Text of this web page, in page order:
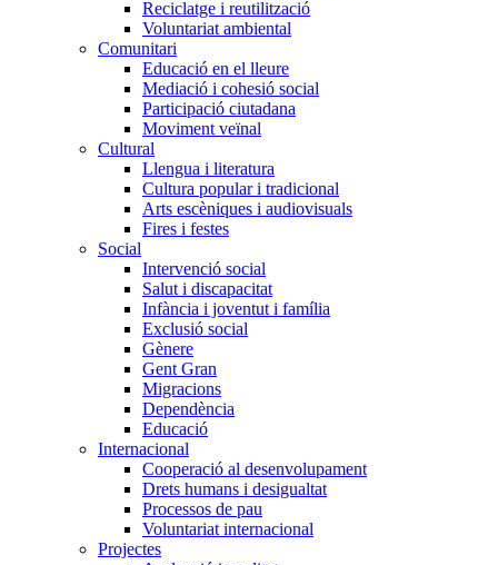
Reciclatge i reutilització
Voluntariat ambiental
Comunitari
Educació en el lleure
Mediació i cohesió social
Participació ciutadana
Moviment veïnal
Cultural
Llengua i literatura
Cultura popular i tradicional
Arts escèniques i audiovisuals
Fires i festes
Social
Intervenció social
Salut i discapacitat
Infància i joventut i família
Exclusió social
Gènere
Gent Gran
Migracions
Dependència
Educació
Internacional
Cooperació al desenvolupament
Drets humans i desigualtat
Processos de pau
Voluntariat internacional
Projectes